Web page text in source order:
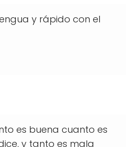
y rápido con el
es buena cuanto es
y tanto es mala